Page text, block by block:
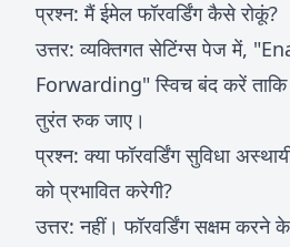
प्रश्न: मैं ईमेल फॉरवर्डिंग कैसे रोकूं?
उत्तर: व्यक्तिगत सेटिंग्स पेज में,
Forwarding" स्विच बंद करें ताकि
तुरंत रुक जाए।
प्रश्न: क्या फॉरवर्डिंग सुविधा
को प्रभावित करेगी?
उत्तर: नहीं। फॉरवर्डिंग सक्षम करने